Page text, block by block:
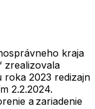
kraja
zrealizovala
roka 2023 redizajn
2.2.2024.
a zariadenie